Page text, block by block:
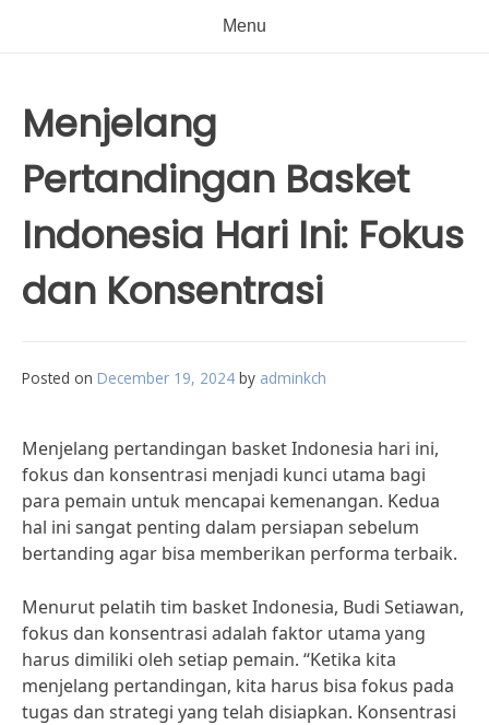
Menu
Menjelang
Pertandingan Basket
Indonesia Hari Ini: Fokus
dan Konsentrasi
Posted on December 19, 2024 by adminkch
Menjelang pertandingan basket Indonesia hari ini,
fokus dan konsentrasi menjadi kunci utama bagi
para pemain untuk mencapai kemenangan. Kedua
hal ini sangat penting dalam persiapan sebelum
bertanding agar bisa memberikan performa terbaik.
Menurut pelatih tim basket Indonesia, Budi Setiawan,
fokus dan konsentrasi adalah faktor utama yang
harus dimiliki oleh setiap pemain. “Ketika kita
menjelang pertandingan, kita harus bisa fokus pada
tugas dan strategi yang telah disiapkan. Konsentrasi